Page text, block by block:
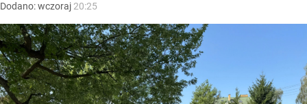
Dodano:wczoraj 20:25